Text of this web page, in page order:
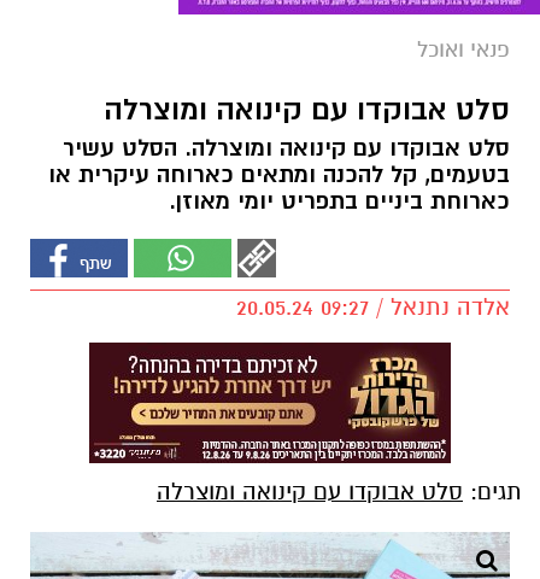
פנאי ואוכל
סלט אבוקדו עם קינואה ומוצרלה
סלט אבוקדו עם קינואה ומוצרלה. הסלט עשיר
בטעמים, קל להכנה ומתאים כארוחה עיקרית או
כארוחת ביניים בתפריט יומי מאוזן.
אלדה נתנאל / 09:27 20.05.24
תגים: סלט אבוקדו עם קינואה ומוצרלה